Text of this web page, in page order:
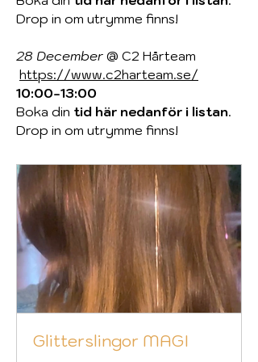
Drop in om utrymme finns!
28 December @ C2 Hårteam
https://www.c2harteam.se/
10:00-13:00
Boka din tid här nedanför i listan.
Drop in om utrymme finns!
Glitterslingor MAGI